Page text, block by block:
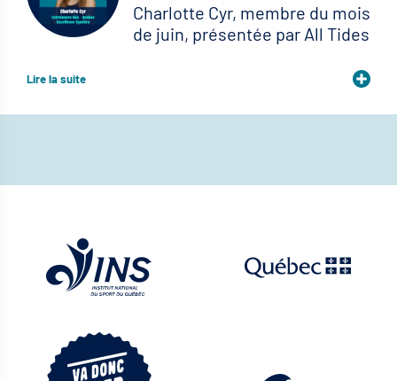
Charlotte Cyr, membre du mois
de juin, présentée par All Tides
Lire la suite